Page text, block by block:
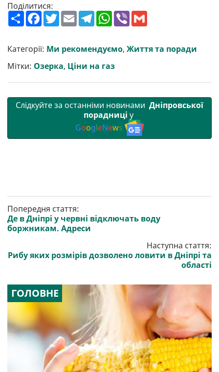
Поділитися:
П
о
р
и
т
и
F
a
b
o
o
k
T
w
e
r
E
m
l
T
e
g
r
a
m
W
h
s
A
p
p
V
r l
Категорії: Ми рекомендуємо, Життя та поради
Мітки: Озерка, Ціни на газ
Слідкуйте за останніми новинами Дніпровської
порадниці у
GoogleNews
Попередня стаття:
Де в Дніпрі у червні відключать воду
боржникам. Адреси
Наступна стаття:
Рибу яких розмірів дозволено ловити в Дніпрі та
області
ГОЛОВНЕ